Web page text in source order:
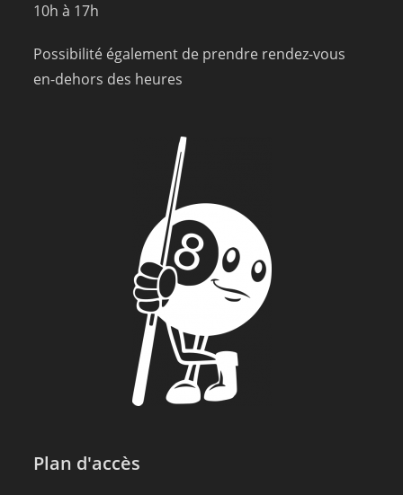
10h à 17h
Possibilité également de prendre rendez-vous
en-dehors des heures
Plan d'accès